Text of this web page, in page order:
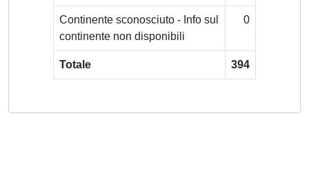
Continente sconosciuto - Info sul
continente non disponibili
0
Totale 394